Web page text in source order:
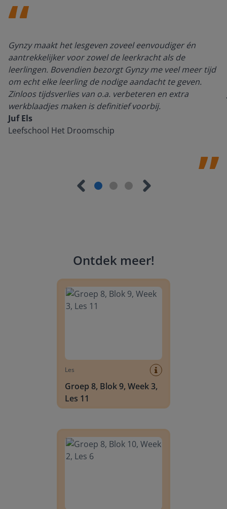
Gynzy maakt het lesgeven zoveel eenvoudiger én
aantrekkelijker voor zowel de leerkracht als de
leerlingen. Bovendien bezorgt Gynzy me veel meer tijd
om echt elke leerling de nodige aandacht te geven.
Zinloos tijdsverlies van o.a. verbeteren en extra
werkblaadjes maken is definitief voorbij.
Juf Els
Leefschool Het Droomschip
Ontdek meer!
Les
Groep 8, Blok 9, Week 3,
Les 11